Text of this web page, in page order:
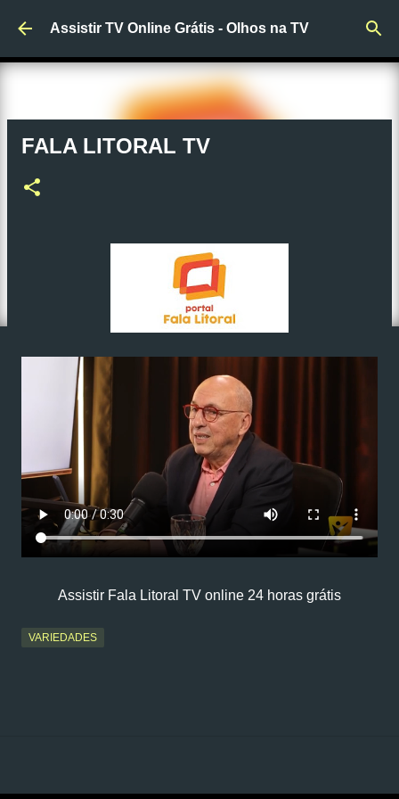
Pular para o conteúdo principal
Assistir TV Online Grátis - Olhos na TV
FALA LITORAL TV
Assistir Fala Litoral TV online 24 horas grátis
VARIEDADES